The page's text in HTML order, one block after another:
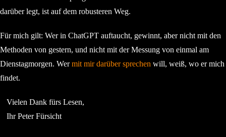
darüber legt, ist auf dem robusteren Weg.
Für mich gilt: Wer in ChatGPT auftaucht, gewinnt, aber nicht mit den
Methoden von gestern, und nicht mit der Messung von einmal am
Dienstagmorgen. Wermit mir darüber sprechen will, weiß, wo er mich
findet.
Vielen Dank fürs Lesen,
Ihr Peter Fürsicht